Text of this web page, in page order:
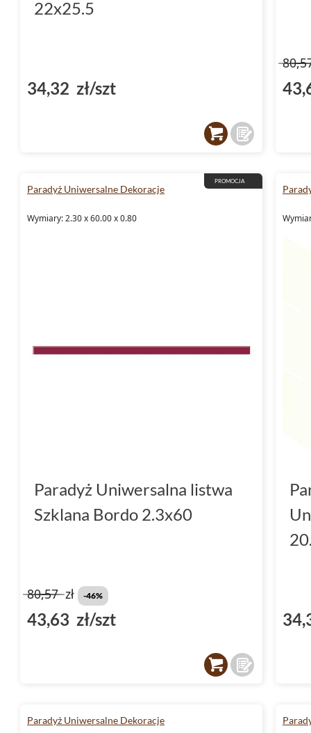
22x25.5
34,32 zł/szt
PROMOCJA
Paradyż Uniwersalne Dekoracje
Wymiary: 2.30 x 60.00 x 0.80
Paradyż Uniwersalna listwa
Szklana Bordo 2.3x60
80,57zł -46%
43,63 zł/szt
Paradyż Uniwersalne Dekoracje